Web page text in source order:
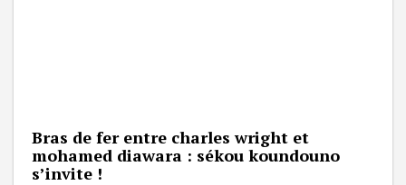
Bras de fer entre charles wright et
mohamed diawara : sékou koundouno
s’invite !